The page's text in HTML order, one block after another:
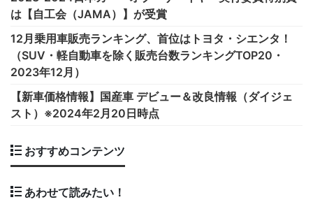
は【自工会（JAMA）】が受賞
12月乗用車販売ランキング、首位はトヨタ・シエンタ！
（SUV・軽自動車を除く販売台数ランキングTOP20・
2023年12月）
【新車価格情報】国産車 デビュー＆改良情報（ダイジェ
スト）※2024年2月20日時点
おすすめコンテンツ
あわせて読みたい！